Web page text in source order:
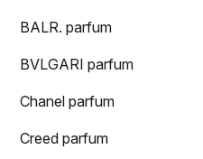
BALR. parfum
BVLGARI parfum
Chanel parfum
Creed parfum